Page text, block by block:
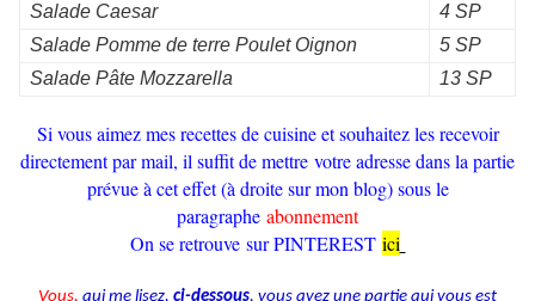
Salade Caesar
4 SP
Salade Pomme de terre Poulet Oignon
5 SP
Salade Pâte Mozzarella
13 SP
Si vous aimez mes recettes de cuisine et souhaitez les recevoir
directement par mail, il suffit de mettre votre adresse dans la partie
prévue à cet effet (à droite sur mon blog) sous le
paragraphe abonnement
On se retrouve sur PINTEREST ici
Vous, qui me lisez, ci-dessous, vous avez une partie qui vous est